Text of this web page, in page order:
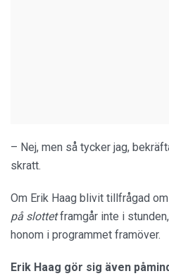
– Nej, men så tycker jag,
skratt.
Om Erik Haag blivit tillfrågad
på slottetframgår inte i
honom i programmet framöver.
Erik Haag gör sig även